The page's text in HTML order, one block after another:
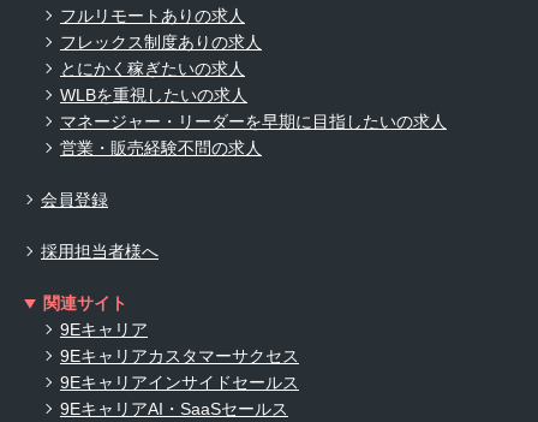
フルリモートありの求人
フレックス制度ありの求人
とにかく稼ぎたいの求人
WLBを重視したいの求人
マネージャー・リーダーを早期に目指したいの求人
営業・販売経験不問の求人
会員登録
採用担当者様へ
関連サイト
9Eキャリア
9Eキャリアカスタマーサクセス
9Eキャリアインサイドセールス
9EキャリアAI・SaaSセールス